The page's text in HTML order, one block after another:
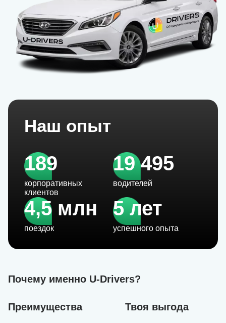
Наш опыт
189
корпоративных
клиентов
19 495
водителей
4,5 млн
поездок
5 лет
успешного опыта
Почему именно U-Drivers?
Преимущества Твоя выгода